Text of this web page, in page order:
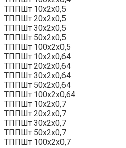
ТППШт 10x2x0,5
ТППШт 20x2x0,5
ТППШт 30x2x0,5
ТППШт 50x2x0,5
ТППШт 100x2x0,5
ТППШт 10x2x0,64
ТППШт 20x2x0,64
ТППШт 30x2x0,64
ТППШт 50x2x0,64
ТППШт 100x2x0,64
ТППШт 10x2x0,7
ТППШт 20x2x0,7
ТППШт 30x2x0,7
ТППШт 50x2x0,7
ТППШт 100x2x0,7